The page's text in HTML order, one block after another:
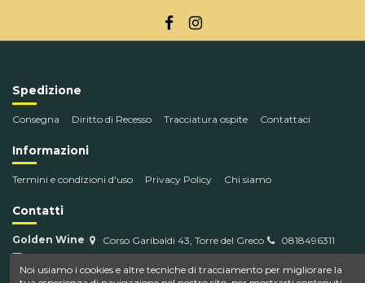
Spedizione
Consegna Diritto di Recesso Tracciatura ospite Contattaci
Informazioni
Termini e condizioni d'uso Privacy Policy Chi siamo
Contatti
Golden Wine Corso Garibaldi 43, Torre del Greco
0818496311
info@goldenwine.com
Noi usiamo i cookies e altre tecniche di tracciamento per migliorare la